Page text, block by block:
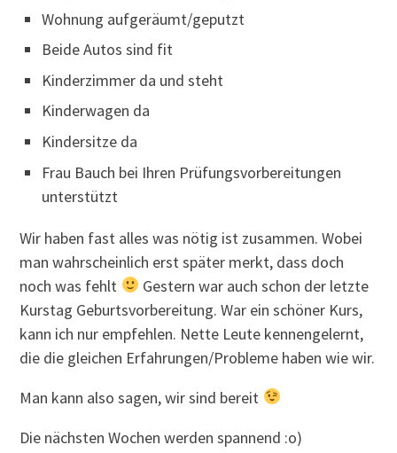
Wohnung aufgeräumt/geputzt
Beide Autos sind fit
Kinderzimmer da und steht
Kinderwagen da
Kindersitze da
Frau Bauch bei Ihren Prüfungsvorbereitungen
unterstützt
Wir haben fast alles was nötig ist zusammen. Wobei
man wahrscheinlich erst später merkt, dass doch
noch was fehlt
Gestern war auch schon der letzte
Kurstag Geburtsvorbereitung. War ein schöner Kurs,
kann ich nur empfehlen. Nette Leute kennengelernt,
die die gleichen Erfahrungen/Probleme haben wie wir.
Man kann also sagen, wir sind bereit
Die nächsten Wochen werden spannend :o)